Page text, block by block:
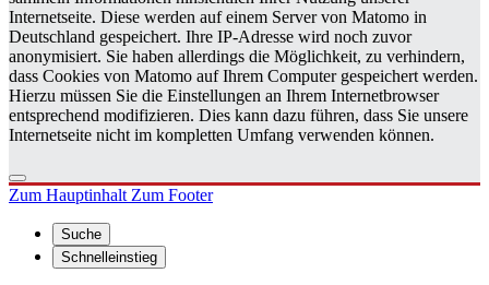
Internetseite. Diese werden auf einem Server von Matomo in
Deutschland gespeichert. Ihre IP-Adresse wird noch zuvor
anonymisiert. Sie haben allerdings die Möglichkeit, zu verhindern,
dass Cookies von Matomo auf Ihrem Computer gespeichert werden.
Hierzu müssen Sie die Einstellungen an Ihrem Internetbrowser
entsprechend modifizieren. Dies kann dazu führen, dass Sie unsere
Internetseite nicht im kompletten Umfang verwenden können.
Zum HauptinhaltZum Footer
Suche
Schnelleinstieg